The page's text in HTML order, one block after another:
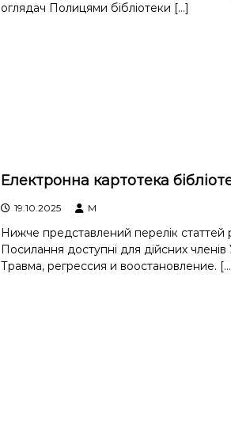
оглядач Полицями бібліотеки […]
Електронна картотека
19.10.2025 M
Нижче представлений перелік статтей
Посилання доступні для дійсних
Травма, регрессия и воостановление.